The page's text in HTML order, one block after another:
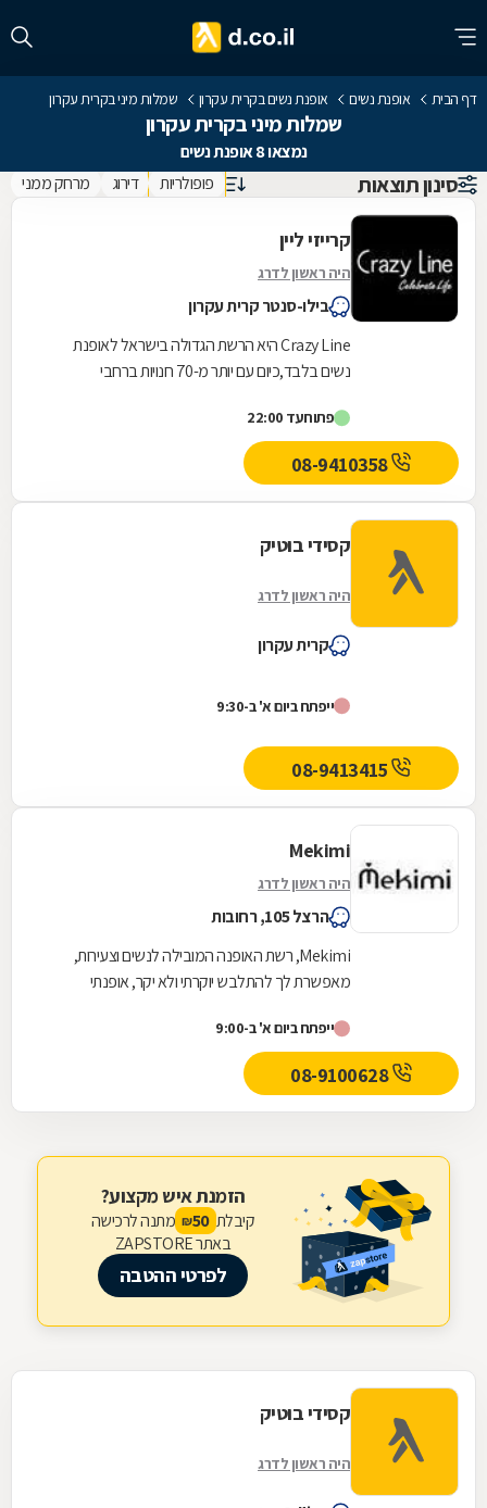
דף הבית אופנת נשים אופנת נשים בקרית עקרון שמלות מיני בקרית עקרון
שמלות מיני בקרית עקרון
נמצאו 8 אופנת נשים
סינון תוצאות פופולריות דירוג מרחק ממני
קרייזי ליין
היה ראשון לדרג
בילו-סנטר קרית עקרון
Crazy Line היא הרשת הגדולה בישראל לאופנת
נשים בלבד,כיום עם יותר מ-70 חנויות ברחבי
הנאמן שלה בגדים...
פתוחעד 22:00
08-9410358
קסידי בוטיק
היה ראשון לדרג
קרית עקרון
ייפתח ביום א' ב-9:30
Mekimi
היה ראשון לדרג
הרצל 105, רחובות
Mekimi, רשת האופנה המובילה לנשים וצעירות,
מאפשרת לך להתלבש יוקרתי ולא יקר, אופנתי
Mekimi ייחודי...
ייפתח ביום א' ב-9:00
08-9100628
הזמנת איש מקצוע?
קיבלת 50
₪ מתנה לרכישה
באתר ZAPSTORE
לפרטי ההטבה
קסידי בוטיק
היה ראשון לדרג